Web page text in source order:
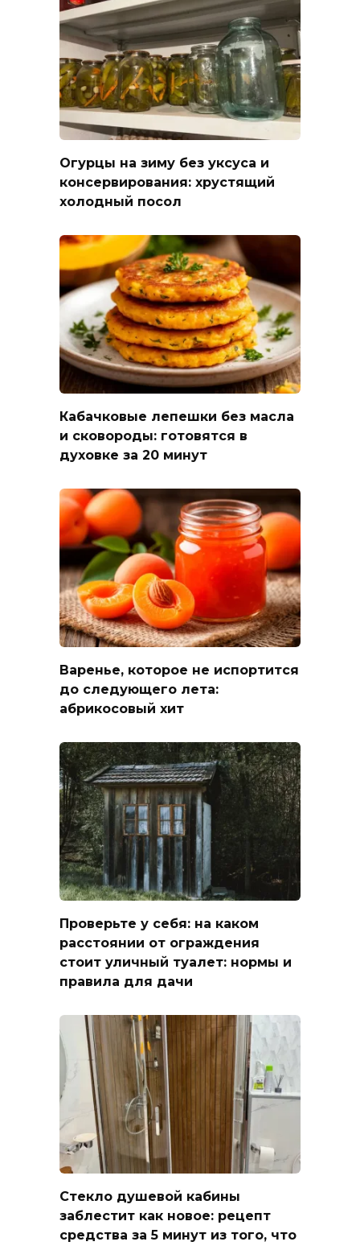
Огурцы на зиму без уксуса и
консервирования: хрустящий
холодный посол
Кабачковые лепешки без масла
и сковороды: готовятся в
духовке за 20 минут
Варенье, которое не испортится
до следующего лета:
абрикосовый хит
Проверьте у себя: на каком
расстоянии от ограждения
стоит уличный туалет: нормы и
правила для дачи
Стекло душевой кабины
заблестит как новое: рецепт
средства за 5 минут из того, что